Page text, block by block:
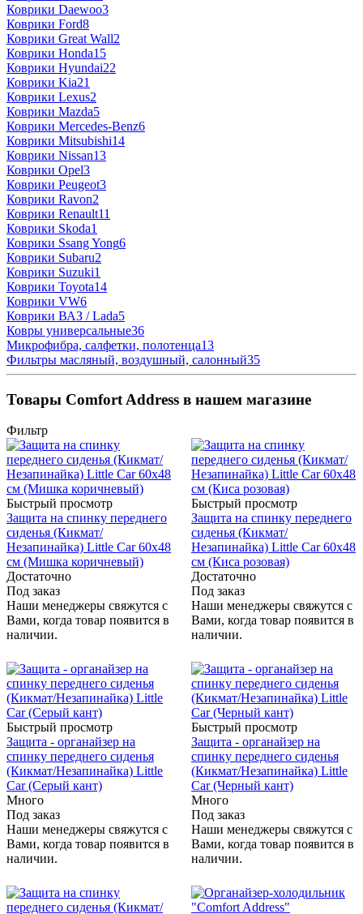
Коврики Daewoo3
Коврики Ford8
Коврики Great Wall2
Коврики Honda15
Коврики Hyundai22
Коврики Kia21
Коврики Lexus2
Коврики Mazda5
Коврики Mercedes-Benz6
Коврики Mitsubishi14
Коврики Nissan13
Коврики Opel3
Коврики Peugeot3
Коврики Ravon2
Коврики Renault11
Коврики Skoda1
Коврики Ssang Yong6
Коврики Subaru2
Коврики Suzuki1
Коврики Toyota14
Коврики VW6
Коврики ВАЗ / Lada5
Ковры универсальные36
Микрофибра, салфетки, полотенца13
Фильтры масляный, воздушный, салонный35
Товары Comfort Address в нашем магазине
Фильтр
Быстрый просмотр
Защита на спинку переднего
сиденья (Кикмат/
Незапинайка) Little Car 60х48
см (Мишка коричневый)
Достаточно
Под заказ
Наши менеджеры свяжутся с
Вами, когда товар появится в
наличии.
Быстрый просмотр
Защита на спинку переднего
сиденья (Кикмат/
Незапинайка) Little Car 60х48
см (Киса розовая)
Достаточно
Под заказ
Наши менеджеры свяжутся с
Вами, когда товар появится в
наличии.
Быстрый просмотр
Защита - органайзер на
спинку переднего сиденья
(Кикмат/Незапинайка) Little
Car (Серый кант)
Много
Под заказ
Наши менеджеры свяжутся с
Вами, когда товар появится в
наличии.
Быстрый просмотр
Защита - органайзер на
спинку переднего сиденья
(Кикмат/Незапинайка) Little
Car (Черный кант)
Много
Под заказ
Наши менеджеры свяжутся с
Вами, когда товар появится в
наличии.